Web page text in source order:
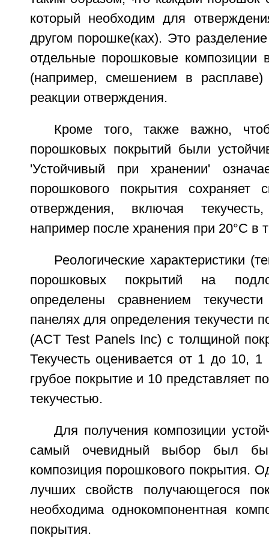
который необходим для
другом порошке(ках). Это
отдельные порошковые композиции
(например, смешением в расплаве)
реакции отверждения.
Кроме того, также важно,
порошковых покрытий были
'Устойчивый при хранении'
порошкового покрытия сохраняет
отверждения, включая
например после хранения при 20°С в
Реологические характеристики
порошковых покрытий на
определены сравнением
панелях для определения текучести
(ACT Test Panels Inc) с толщиной
Текучесть оценивается от 1 до 10, 1
грубое покрытие и 10 представляет
текучестью.
Для получения композиции
самый очевидный выбор был бы
композиция порошкового покрытия.
лучших свойств получающегося
необходима однокомпонентная
покрытия.